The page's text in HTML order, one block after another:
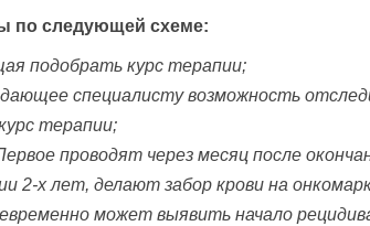
по следующей схеме:
подобрать курс терапии;
специалисту возможность
терапии;
проводят через месяц после
2-х лет, делают забор крови на
может выявить начало